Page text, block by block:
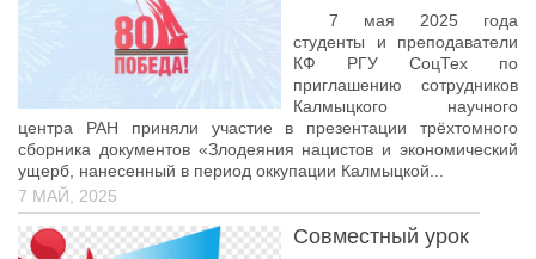
Лицензия
Перечень ДПО
Музей КФ РГУ СоцТех
Материалы научно-практических конференций
Наставничество
7 мая 2025 года
студенты и преподаватели
КФ РГУ СоцТех по
приглашению сотрудников
Калмыцкого научного
центра РАН приняли участие в презентации трёхтомного
сборника документов «Злодеяния нацистов и экономический
ущерб, нанесенный в период оккупации Калмыцкой...
7 МАЙ, 2025
Совместный урок